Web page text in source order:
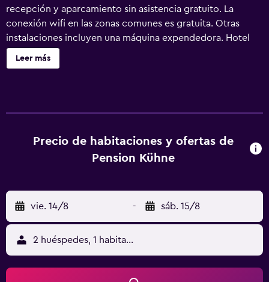
recepción y aparcamiento sin asistencia gratuito. La
conexión wifi en las zonas comunes es gratuita. Otras
instalaciones incluyen una máquina expendedora. Hotel
Pension Kühne ofrece 22 alojamientos con caja fuerte y
botella de agua gratuita. Se ofrece una televisión de
Leer más
Precio de habitaciones y ofertas de
Pension Kühne
vie. 14/8 - sáb. 15/8
2 huéspedes, 1 habitación